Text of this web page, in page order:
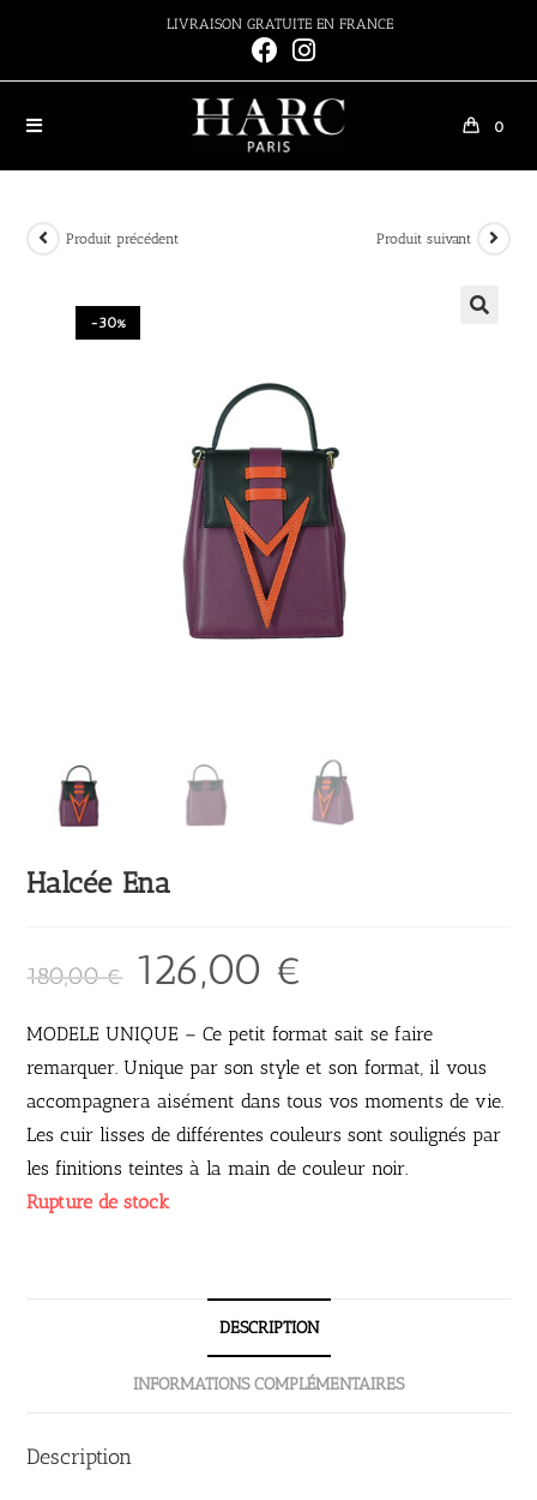
LIVRAISON GRATUITE EN FRANCE
0
-30%
Produit précédent Produit suivant
Halcée Ena
180,00€ 126,00 €
MODELE UNIQUE – Ce petit format sait se faire
remarquer. Unique par son style et son format, il vous
accompagnera aisément dans tous vos moments de vie.
Les cuir lisses de différentes couleurs sont soulignés par
les finitions teintes à la main de couleur noir.
Rupture de stock
DESCRIPTION
INFORMATIONS COMPLÉMENTAIRES
Description